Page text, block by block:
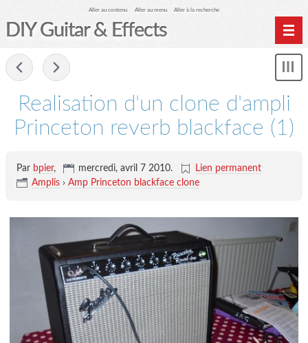
Aller au contenu Aller au menu Aller à la recherche
DIY Guitar & Effects
Realisation d'un clone d'ampli
Princeton reverb blackface (1)
Par bpier, mercredi, avril 7 2010.
Lien permanent
Amplis› Amp Princeton blackface clone